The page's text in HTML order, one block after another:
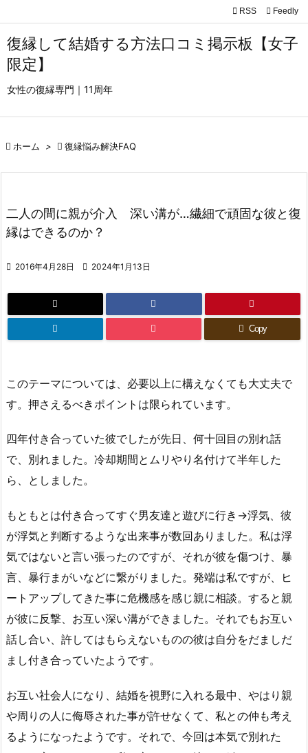
復縁して結婚する方法口コミ掲示板【女子
限定】
女性の復縁専門｜11周年



 RSS Feedly
 ホーム >  復縁悩み解決FAQ
二人の間に親が介入 深い溝が…繊細で頑固な彼と復
縁はできるのか？
 2016年4月28日  2024年1月13日
Copy
このテーマについては、必要以上に構えなくても大丈夫で
す。押さえるべきポイントは限られています。
四年付き合っていた彼でしたが先日、何十回目の別れ話
で、別れました。冷却期間とムリやり名付けて半年した
ら、としました。
もともとは付き合ってすぐ男友達と遊びに行き→浮気、彼
が浮気と判断するような出来事が数回ありました。私は浮
気ではないと言い張ったのですが、それが彼を傷つけ、暴
言、暴行まがいなどに繋がりました。発端は私ですが、ヒ
ートアップしてきた事に危機感を感じ親に相談。すると親
が彼に反撃、お互い深い溝ができました。それでもお互い
話し合い、許してはもらえないものの彼は自分をだましだ
まし付き合っていたようです。
お互い社会人になり、結婚を視野に入れる最中、やはり親
や周りの人に侮辱された事が許せなくて、私との仲も考え
るようになったようです。それで、今回は本気で別れた